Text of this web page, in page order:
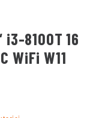
i3-8100T 16
WiFi W11